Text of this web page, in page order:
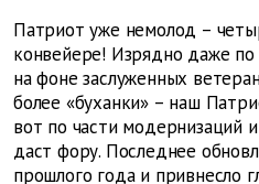
Патриот уже немолод –
конвейере! Изрядно даже
на фоне заслуженных
более «буханки» – наш
вот по части модернизаций
даст фору. Последнее
прошлого года и привнесло